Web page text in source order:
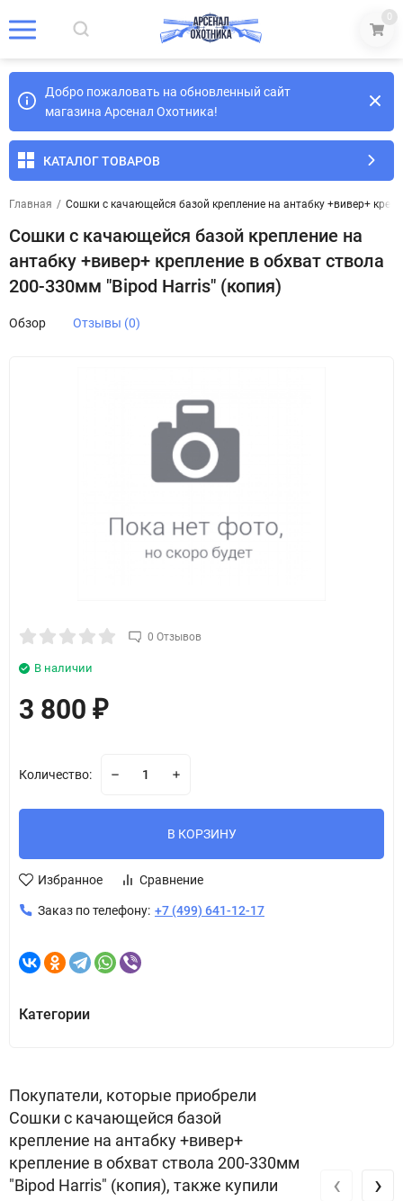
0
Добро пожаловать на обновленный сайт
магазина Арсенал Охотника!
КАТАЛОГ ТОВАРОВ
Главная / Сошки с качающейся базой крепление на антабку +вивер+
Сошки с качающейся базой крепление на
антабку +вивер+ крепление в обхват ствола
200-330мм "Bipod Harris" (копия)
Обзор Отзывы (0)
0 Отзывов
В наличии
3 800 ₽
Количество:
В КОРЗИНУ
Избранное Сравнение
Заказ по телефону: +7 (499) 641-12-17
Категории
Покупатели, которые приобрели
Сошки с качающейся базой
крепление на антабку +вивер+
крепление в обхват ствола 200-330мм
"Bipod Harris" (копия), также купили
‹ ›